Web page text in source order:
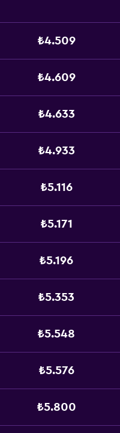
₺4.509
₺4.609
₺4.633
₺4.933
₺5.116
₺5.171
₺5.196
₺5.353
₺5.548
₺5.576
₺5.800